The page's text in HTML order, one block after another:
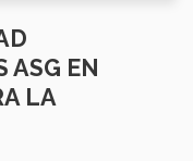
ASG EN
LA